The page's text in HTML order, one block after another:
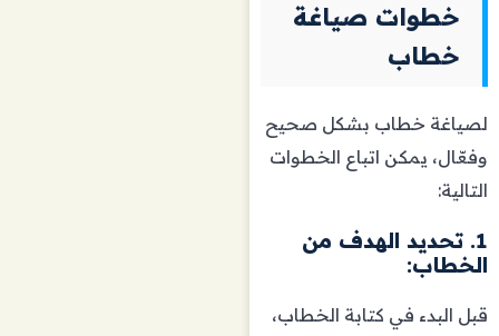
خطوات صياغة
خطاب
لصياغة خطاب بشكل صحيح
وفعّال، يمكن اتباع الخطوات
التالية:
1. تحديد الهدف من
الخطاب:
قبل البدء في كتابة الخطاب،